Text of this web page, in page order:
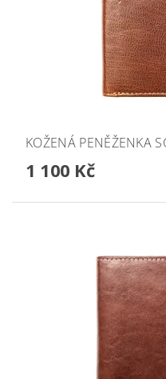
KOŽENÁ PENĚŽENKA
1 100 Kč